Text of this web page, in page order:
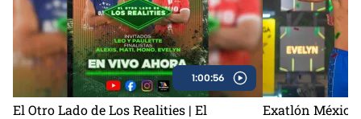
1:00:56
El Otro Lado de Los Realities | El
Exatlón México